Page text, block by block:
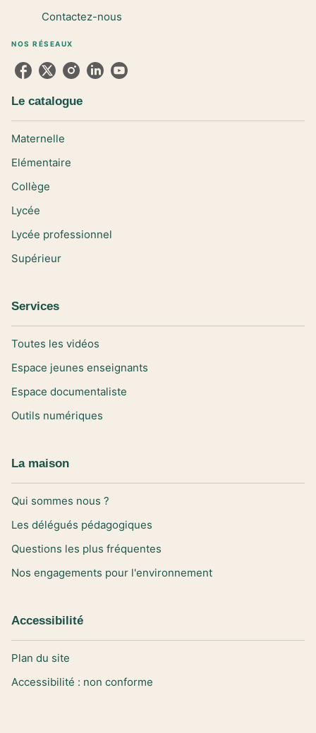
Contactez-nous
NOS RÉSEAUX
Le catalogue
Maternelle
Elémentaire
Collège
Lycée
Lycée professionnel
Supérieur
Services
Toutes les vidéos
Espace jeunes enseignants
Espace documentaliste
Outils numériques
La maison
Qui sommes nous ?
Les délégués pédagogiques
Questions les plus fréquentes
Nos engagements pour l'environnement
Accessibilité
Plan du site
Accessibilité : non conforme